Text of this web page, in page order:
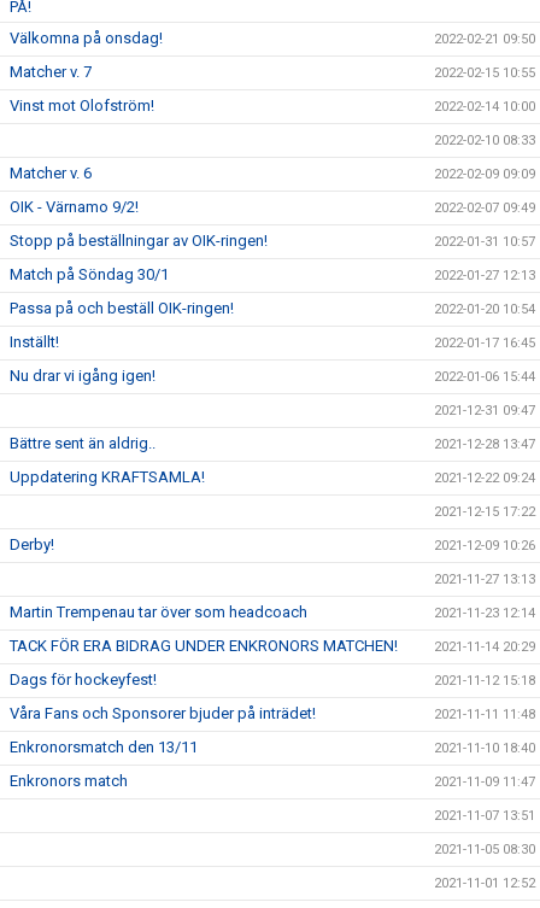
PÅ!
Välkomna på onsdag! 2022-02-21 09:50
Matcher v. 7 2022-02-15 10:55
Vinst mot Olofström! 2022-02-14 10:00
2022-02-10 08:33
Matcher v. 6 2022-02-09 09:09
OIK - Värnamo 9/2! 2022-02-07 09:49
Stopp på beställningar av OIK-ringen! 2022-01-31 10:57
Match på Söndag 30/1 2022-01-27 12:13
Passa på och beställ OIK-ringen! 2022-01-20 10:54
Inställt! 2022-01-17 16:45
Nu drar vi igång igen! 2022-01-06 15:44
2021-12-31 09:47
Bättre sent än aldrig.. 2021-12-28 13:47
Uppdatering KRAFTSAMLA! 2021-12-22 09:24
2021-12-15 17:22
Derby! 2021-12-09 10:26
2021-11-27 13:13
Martin Trempenau tar över som headcoach 2021-11-23 12:14
TACK FÖR ERA BIDRAG UNDER ENKRONORS MATCHEN! 2021-11-14 20:29
Dags för hockeyfest! 2021-11-12 15:18
Våra Fans och Sponsorer bjuder på inträdet! 2021-11-11 11:48
Enkronorsmatch den 13/11 2021-11-10 18:40
Enkronors match 2021-11-09 11:47
2021-11-07 13:51
2021-11-05 08:30
2021-11-01 12:52